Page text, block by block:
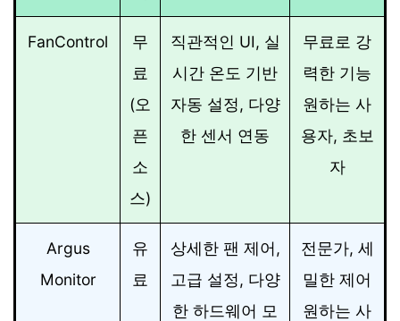
FanControl
무
료
(오
픈
소
스)
직관적인 UI, 실
시간 온도 기반
자동 설정, 다양
한 센서 연동
무료로 강
력한 기능
원하는 사
용자, 초보
자
Argus
Monitor
유
료
상세한 팬 제어,
고급 설정, 다양
한 하드웨어 모
전문가, 세
밀한 제어
원하는 사